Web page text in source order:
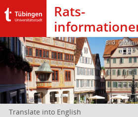
Rats­
Bild:
Translate into English